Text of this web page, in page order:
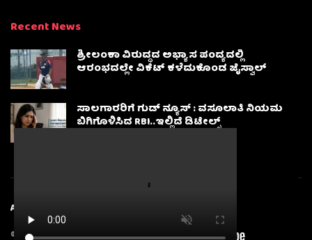
Recent News
ಶ್ರೀಲಂಕಾ ವಿರುದ್ಧದ ಅಭ್ಯಾಸ ಪಂದ್ಯದಲ್ಲಿ
ಆರಂಭದಲ್ಲೇ ವಿಕೆಟ್ ಕಳೆದುಕೊಂಡ ಜೈಸ್ವಾಲ್
ಸಾಲಗಾರರಿಗೆ ಗುಡ್ ನ್ಯೂಸ್ : ವಸೂಲಾತಿ ನಿಯಮ
ಬಿಗಿಗೊಳಿಸಿದ RBI..ಇಲ್ಲಿದೆ ಡಿಟೇಲ್ಸ್
About
© 2025Karnatakanewsbeat